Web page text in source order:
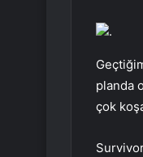
.
planda
çok